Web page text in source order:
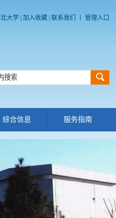
大学| 加入收藏 联系我们 管理入口
综合信息 服务指南